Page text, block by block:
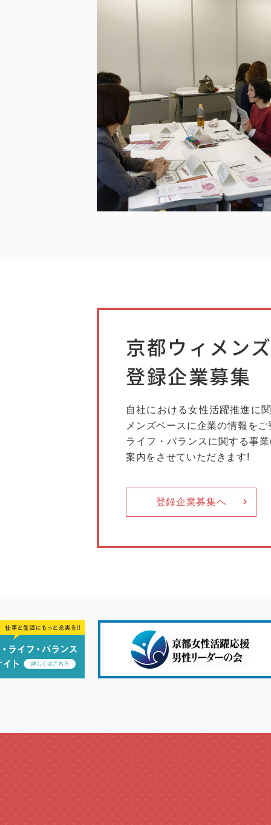
京都ウィメン
登録企業募集
自社における女性活躍推進に
メンズベースに企業の情報を
ライフ・バランスに関する事
案内をさせていただきます!
登録企業募集へ